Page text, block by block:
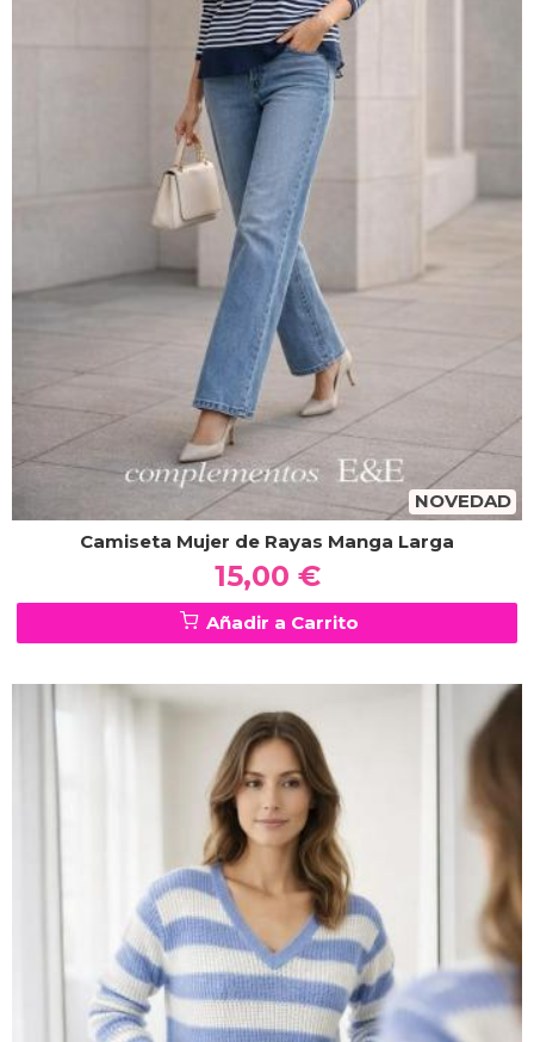
NOVEDAD
Camiseta Mujer de Rayas Manga Larga
15,00 €
Añadir a Carrito